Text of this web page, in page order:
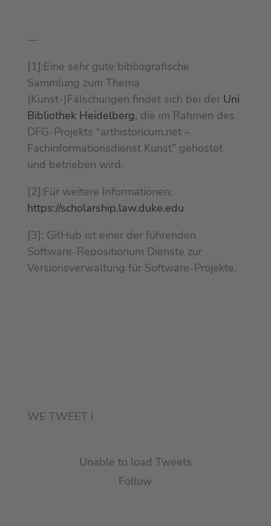
—
[1]:Eine sehr gute bibliografische
Sammlung zum Thema
(Kunst-)Fälschungen findet sich bei der Uni
Bibliothek Heidelberg, die im Rahmen des
DFG-Projekts “arthistoricum.net –
Fachinformationsdienst Kunst” gehostet
und betrieben wird.
[2]:Für weitere Informationen:
https://scholarship.law.duke.edu
[3]: GitHub ist einer der führenden
Software-Repositiorium Dienste zur
Versionsverwaltung für Software-Projekte.
WE TWEET ℹ︎
Unable to load Tweets
Follow